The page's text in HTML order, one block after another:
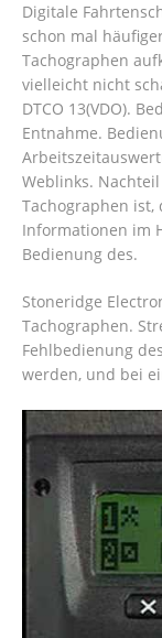
Digitale
schon mal
Tachographen
vielleicht nicht
DTCO 13(VDO).
Entnahme.
Weblinks.
Tachographen ist,
Informationen im
Bedienung des.
Stoneridge
Tachographen.
Fehlbedienung
werden, und bei